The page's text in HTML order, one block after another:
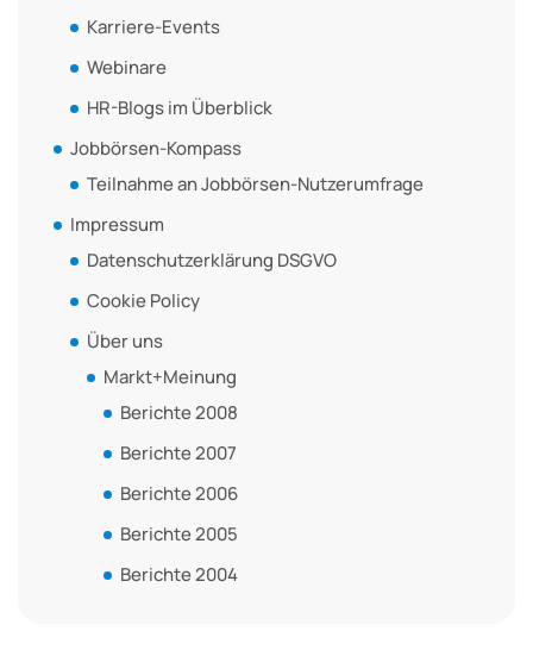
Karriere-Events
Webinare
HR-Blogs im Überblick
Jobbörsen-Kompass
Teilnahme an Jobbörsen-Nutzerumfrage
Impressum
Datenschutzerklärung DSGVO
Cookie Policy
Über uns
Markt+Meinung
Berichte 2008
Berichte 2007
Berichte 2006
Berichte 2005
Berichte 2004